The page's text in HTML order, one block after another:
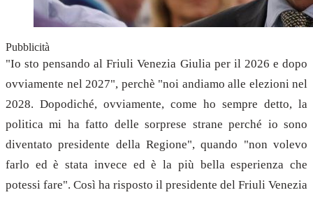
Pubblicità
"Io sto pensando al Friuli Venezia Giulia per il 2026 e dopo
ovviamente nel 2027", perchè "noi andiamo alle elezioni nel
2028. Dopodiché, ovviamente, come ho sempre detto, la
politica mi ha fatto delle sorprese strane perché io sono
diventato presidente della Regione", quando "non volevo
farlo ed è stata invece ed è la più bella esperienza che
potessi fare". Così ha risposto il presidente del Friuli Venezia